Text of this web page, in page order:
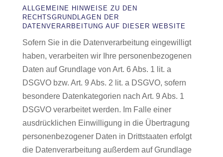
ALLGEMEINE HINWEISE ZU DEN
RECHTSGRUNDLAGEN DER
DATENVERARBEITUNG AUF DIESER WEBSITE
Sofern Sie in die Datenverarbeitung eingewilligt
haben, verarbeiten wir Ihre personenbezogenen
Daten auf Grundlage von Art. 6 Abs. 1 lit. a
DSGVO bzw. Art. 9 Abs. 2 lit. a DSGVO, sofern
besondere Datenkategorien nach Art. 9 Abs. 1
DSGVO verarbeitet werden. Im Falle einer
ausdrücklichen Einwilligung in die Übertragung
personenbezogener Daten in Drittstaaten erfolgt
die Datenverarbeitung außerdem auf Grundlage